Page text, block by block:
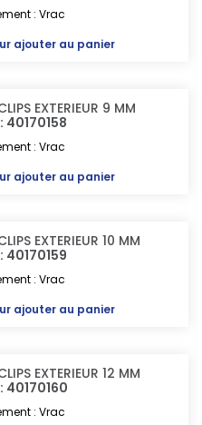
: Vrac
ajouter au panier
EXTERIEUR 9 MM
40170158
: Vrac
ajouter au panier
EXTERIEUR 10 MM
40170159
: Vrac
ajouter au panier
EXTERIEUR 12 MM
40170160
: Vrac